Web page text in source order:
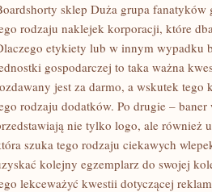
sklep Duża grupa fanatyków
rodzaju naklejek korporacji, które
etykiety lub w innym wypadku
gospodarczej to taka ważna
jest za darmo, a wskutek tego
rodzaju dodatków. Po drugie –
nie tylko logo, ale również
szuka tego rodzaju ciekawych
kolejny egzemplarz do swojej
lekceważyć kwestii dotyczącej